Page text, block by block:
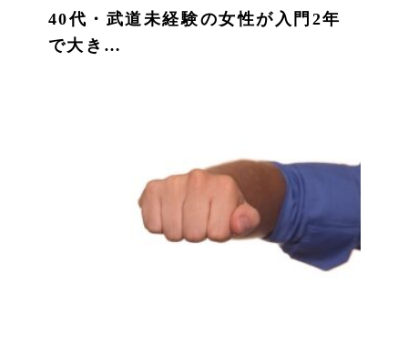
40代・武道未経験の女性が入門2年
で大き…